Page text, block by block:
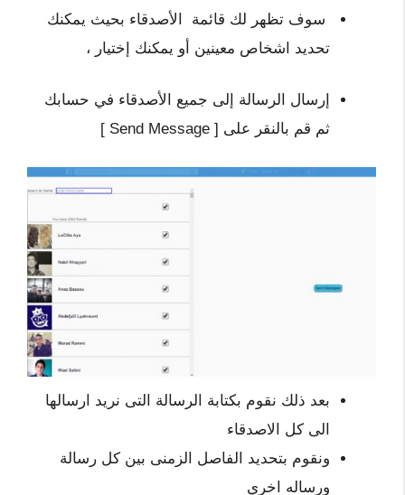
سوف تظهر لك قائمة الأصدقاء بحيث يمكنك
تحديد اشخاص معينين أو يمكنك إختيار ،
إرسال الرسالة إلى جميع الأصدقاء في حسابك
ثم قم بالنقر على [ Send Message ]
بعد ذلك نقوم بكتابة الرسالة التى نريد ارسالها
الى كل الاصدقاء
ونقوم بتحديد الفاصل الزمنى بين كل رسالة
ورساله اخري